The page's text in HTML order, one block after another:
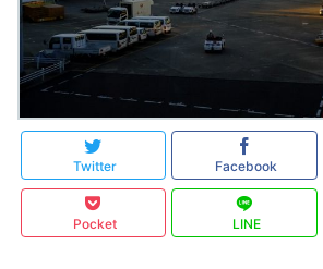
Twitter Facebook
Pocket LINE